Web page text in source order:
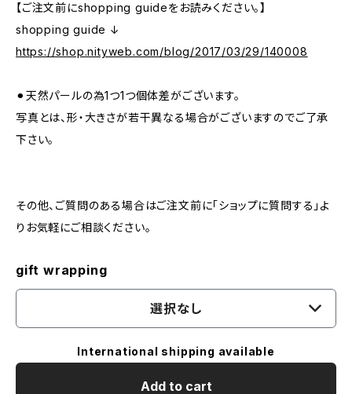
【ご注文前にshopping guideをお読みください。】
shopping guide ↓
https://shop.nityweb.com/blog/2017/03/29/140008
⚫︎天然パールの為1つ1つ個体差がございます。
写真とは、形・大きさが若干異なる場合がございますのでご了承
下さい。
その他、ご質問のある場合はご注文前に「ショップに質問する」よ
りお気軽にご相談ください。
gift wrapping
選択なし
International shipping available
Add to cart